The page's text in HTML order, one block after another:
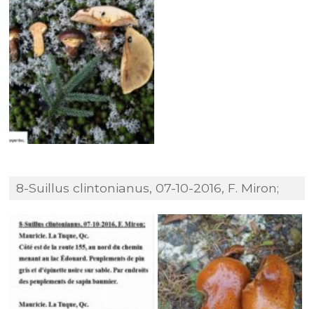
8-Suillus clintonianus, 07-10-2016, F. Miron;